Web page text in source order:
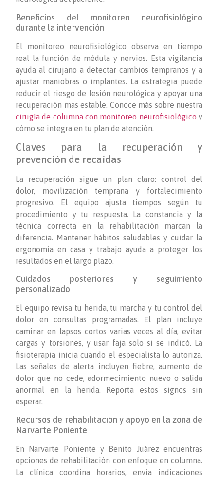
Beneficios del monitoreo neurofisiológico
durante la intervención
El monitoreo neurofisiológico observa en tiempo
real la función de médula y nervios. Esta vigilancia
ayuda al cirujano a detectar cambios tempranos y a
ajustar maniobras o implantes. La estrategia puede
reducir el riesgo de lesión neurológica y apoyar una
recuperación más estable. Conoce más sobre nuestra
cirugía de columna con monitoreo neurofisiológico y
cómo se integra en tu plan de atención.
Claves para la recuperación y
prevención de recaídas
La recuperación sigue un plan claro: control del
dolor, movilización temprana y fortalecimiento
progresivo. El equipo ajusta tiempos según tu
procedimiento y tu respuesta. La constancia y la
técnica correcta en la rehabilitación marcan la
diferencia. Mantener hábitos saludables y cuidar la
ergonomía en casa y trabajo ayuda a proteger los
resultados en el largo plazo.
Cuidados posteriores y seguimiento
personalizado
El equipo revisa tu herida, tu marcha y tu control del
dolor en consultas programadas. El plan incluye
caminar en lapsos cortos varias veces al día, evitar
cargas y torsiones, y usar faja solo si se indicó. La
fisioterapia inicia cuando el especialista lo autoriza.
Las señales de alerta incluyen fiebre, aumento de
dolor que no cede, adormecimiento nuevo o salida
anormal en la herida. Reporta estos signos sin
esperar.
Recursos de rehabilitación y apoyo en la zona de
Narvarte Poniente
En Narvarte Poniente y Benito Juárez encuentras
opciones de rehabilitación con enfoque en columna.
La clínica coordina horarios, envía indicaciones